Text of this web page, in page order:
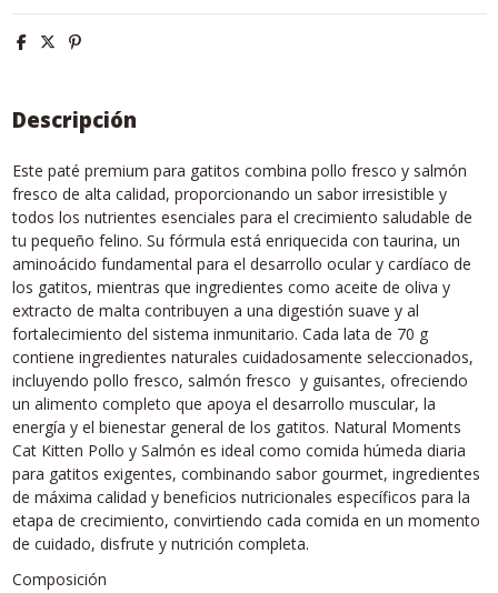
Descripción
Este paté premium para gatitos combina pollo fresco y salmón
fresco de alta calidad, proporcionando un sabor irresistible y
todos los nutrientes esenciales para el crecimiento saludable de
tu pequeño felino. Su fórmula está enriquecida con taurina, un
aminoácido fundamental para el desarrollo ocular y cardíaco de
los gatitos, mientras que ingredientes como aceite de oliva y
extracto de malta contribuyen a una digestión suave y al
fortalecimiento del sistema inmunitario. Cada lata de 70 g
contiene ingredientes naturales cuidadosamente seleccionados,
incluyendo pollo fresco, salmón fresco y guisantes, ofreciendo
un alimento completo que apoya el desarrollo muscular, la
energía y el bienestar general de los gatitos. Natural Moments
Cat Kitten Pollo y Salmón es ideal como comida húmeda diaria
para gatitos exigentes, combinando sabor gourmet, ingredientes
de máxima calidad y beneficios nutricionales específicos para la
etapa de crecimiento, convirtiendo cada comida en un momento
de cuidado, disfrute y nutrición completa.
Composición